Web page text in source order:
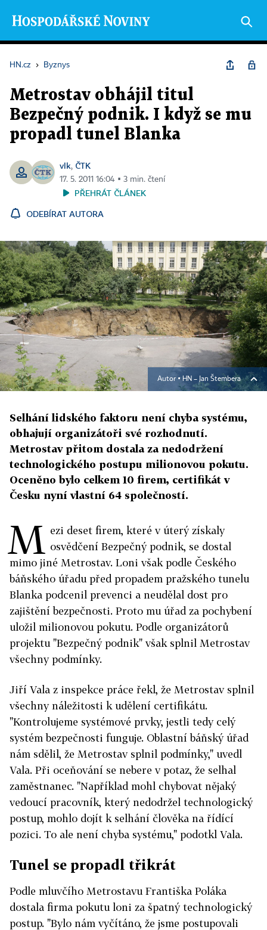
HN.cz › Byznys
Metrostav obhájil titul
Bezpečný podnik. I když se mu
propadl tunel Blanka
vlk, ČTK
17. 5. 2011 16:04 ▪ 3 min. čtení
PŘEHRÁT ČLÁNEK
ODEBÍRAT AUTORA
Autor ▪ HN – Jan Štembera
Selhání lidského faktoru není chyba systému,
obhajují organizátoři své rozhodnutí.
Metrostav přitom dostala za nedodržení
technologického postupu milionovou pokutu.
Oceněno bylo celkem 10 firem, certifikát v
Česku nyní vlastní 64 společností.
M ezi deset firem, které v úterý získaly
osvědčení Bezpečný podnik, se dostal
mimo jiné Metrostav. Loni však podle Českého
báňského úřadu před propadem pražského tunelu
Blanka podcenil prevenci a neudělal dost pro
zajištění bezpečnosti. Proto mu úřad za pochybení
uložil milionovou pokutu. Podle organizátorů
projektu "Bezpečný podnik" však splnil Metrostav
všechny podmínky.
Jiří Vala z inspekce práce řekl, že Metrostav splnil
všechny náležitosti k udělení certifikátu.
"Kontrolujeme systémové prvky, jestli tedy celý
systém bezpečnosti funguje. Oblastní báňský úřad
nám sdělil, že Metrostav splnil podmínky," uvedl
Vala. Při oceňování se nebere v potaz, že selhal
zaměstnanec. "Například mohl chybovat nějaký
vedoucí pracovník, který nedodržel technologický
postup, mohlo dojít k selhání člověka na řídící
pozici. To ale není chyba systému," podotkl Vala.
Tunel se propadl třikrát
Podle mluvčího Metrostavu Františka Poláka
dostala firma pokutu loni za špatný technologický
postup. "Bylo nám vyčítáno, že jsme postupovali